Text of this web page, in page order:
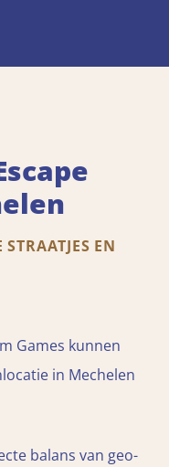
EN
Games kunnen
in Mechelen
balans van geo-